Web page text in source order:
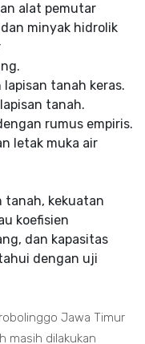
alat pemutar
minyak hidrolik
tanah keras.
tanah.
rumus empiris.
letak muka air
tanah, kekuatan
koefisien
dan kapasitas
dengan uji
Jawa Timur
masih dilakukan